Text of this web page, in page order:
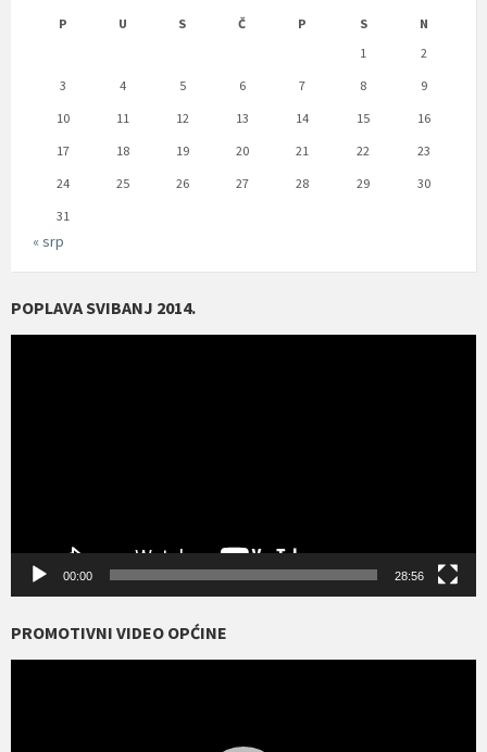
P
U S Č P S
N
1
2
3
4 5 6 7 8
9
10
11 12 13 14 15
16
17
18 19 20 21 22
23
24
25 26 27 28 29
30
31
« srp
POPLAVA SVIBANJ 2014.
00:00 28:56
PROMOTIVNI VIDEO OPĆINE